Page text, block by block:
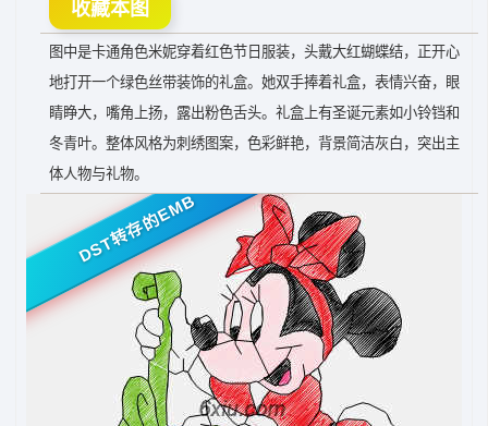
收藏本图
图中是卡通角色米妮穿着红色节日服装，头戴大红蝴蝶结，正开心
地打开一个绿色丝带装饰的礼盒。她双手捧着礼盒，表情兴奋，眼
睛睁大，嘴角上扬，露出粉色舌头。礼盒上有圣诞元素如小铃铛和
冬青叶。整体风格为刺绣图案，色彩鲜艳，背景简洁灰白，突出主
体人物与礼物。
DST转存的EMB